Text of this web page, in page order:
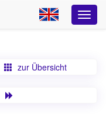
zur Übersicht